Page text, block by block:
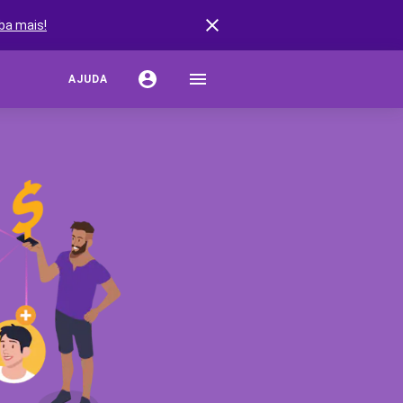
mais!
AJUDA
do Seguro Auto
do Seguro Auto
de Seguro Auto
por Marcas de Carro
RESIDENCIAL
Seguro Residencial